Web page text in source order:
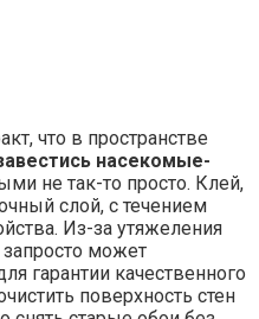
что в пространстве
насекомые-
не так-то просто. Клей,
слой, с течением
Из-за утяжеления
может
гарантии качественного
поверхность стен